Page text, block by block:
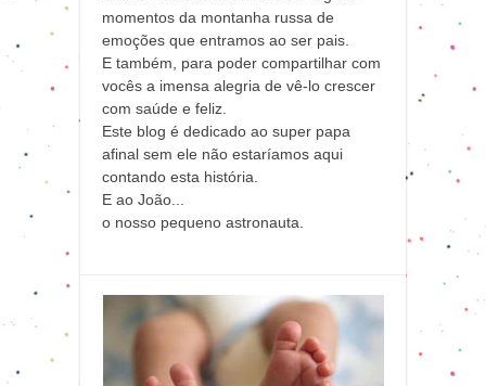
momentos da montanha russa de
emoções que entramos ao ser pais.
E também, para poder compartilhar com
vocês a imensa alegria de vê-lo crescer
com saúde e feliz.
Este blog é dedicado ao super papa
afinal sem ele não estaríamos aqui
contando esta história.
E ao João...
o nosso pequeno astronauta.